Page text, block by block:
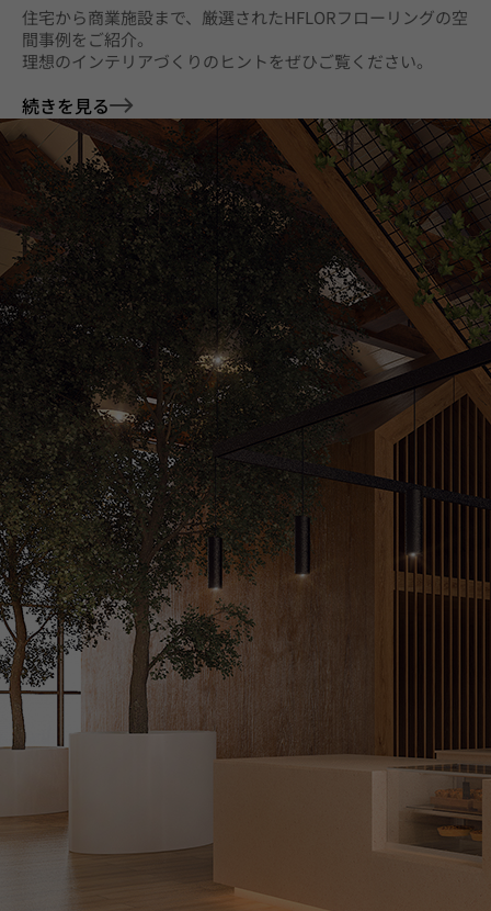
住宅から商業施設まで、厳選されたHFLORフローリングの空
間事例をご紹介。
理想のインテリアづくりのヒントをぜひご覧ください。
続きを見る